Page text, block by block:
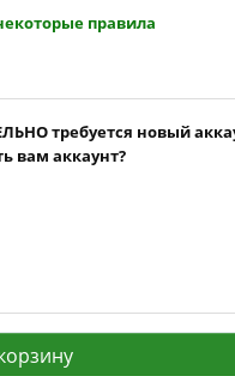
правила
требуется новый
вам аккаунт?